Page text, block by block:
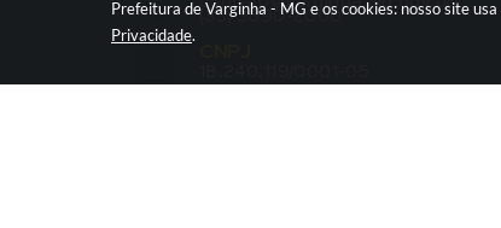
Prefeitura de Varginha - MG e os cookies: nosso site
Privacidade.
(35) 3690-2000